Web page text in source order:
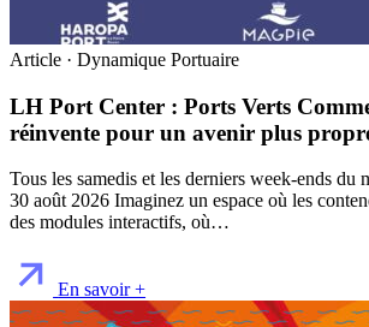
Article · Dynamique Portuaire
LH Port Center : Ports Verts
réinvente pour un avenir plus
Tous les samedis et les derniers week-ends du
30 août 2026 Imaginez un espace où les
des modules interactifs, où…
En savoir +